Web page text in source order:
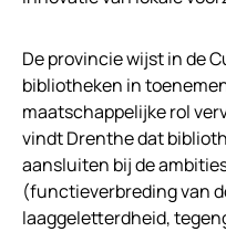
De provincie wijst in de
bibliotheken in
maatschappelijke rol
vindt Drenthe dat
aansluiten bij de
(functieverbreding van
laaggeletterdheid,